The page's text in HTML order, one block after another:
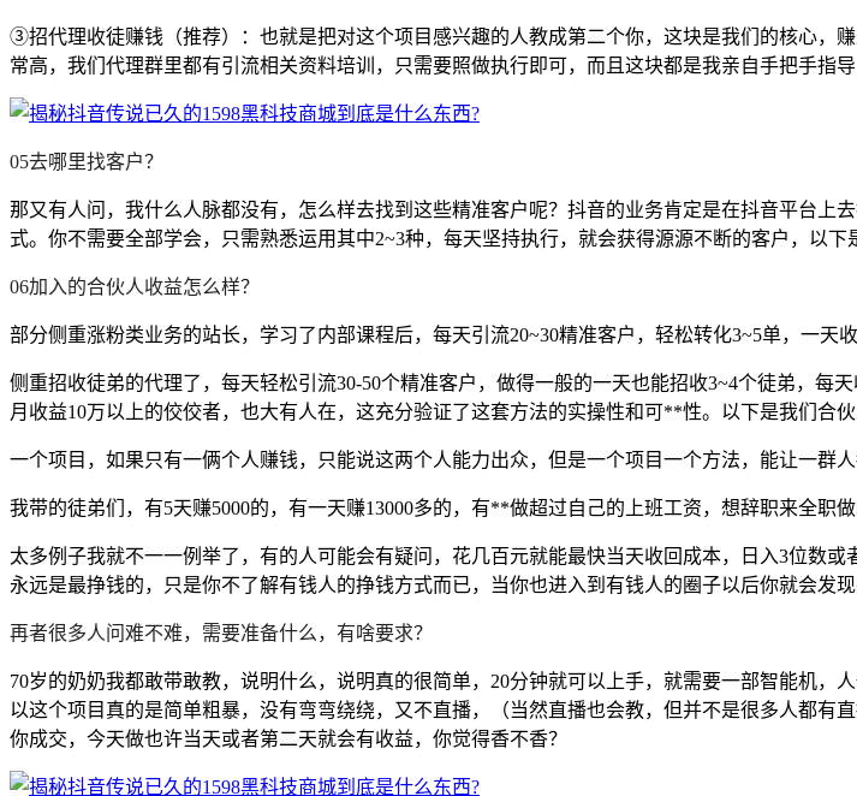
③招代理收徒赚钱（推荐）：也就是把对这个项目感兴趣的人教成第二个你，这块是我们的核心，
常高，我们代理群里都有引流相关资料培训，只需要照做执行即可，而且这块都是我亲自手把手指导
05去哪里找客户？
那又有人问，我什么人脉都没有，怎么样去找到这些精准客户呢？抖音的业务肯定是在抖音平台
式。你不需要全部学会，只需熟悉运用其中2~3种，每天坚持执行，就会获得源源不断的客户，以下
06加入的合伙人收益怎么样？
部分侧重涨粉类业务的站长，学习了内部课程后，每天引流20~30精准客户，轻松转化3~5单，一天
侧重招收徒弟的代理了，每天轻松引流30-50个精准客户，做得一般的一天也能招收3~4个徒弟，每
月收益10万以上的佼佼者，也大有人在，这充分验证了这套方法的实操性和可**性。以下是我们合
一个项目，如果只有一俩个人赚钱，只能说这两个人能力出众，但是一个项目一个方法，能让一群
我带的徒弟们，有5天赚5000的，有一天赚13000多的，有**做超过自己的上班工资，想辞职来全职
太多例子我就不一一例举了，有的人可能会有疑问，花几百元就能最快当天收回成本，日入3位数
永远是最挣钱的，只是你不了解有钱人的挣钱方式而已，当你也进入到有钱人的圈子以后你就会发
再者很多人问难不难，需要准备什么，有啥要求？
70岁的奶奶我都敢带敢教，说明什么，说明真的很简单，20分钟就可以上手，就需要一部智能机
以这个项目真的是简单粗暴，没有弯弯绕绕，又不直播，（当然直播也会教，但并不是很多人都
你成交，今天做也许当天或者第二天就会有收益，你觉得香不香？